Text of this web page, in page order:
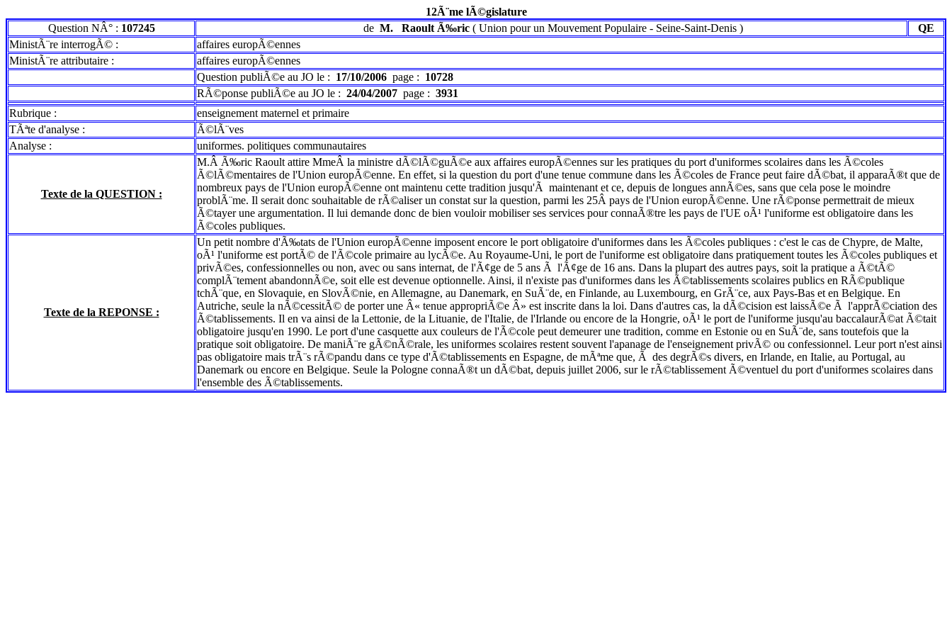
12Ã¨me lÃ©gislature
Question NÂ° : 107245 de M. Raoult Ã‰ric ( Union pour un Mouvement Populaire- Seine-Saint-Denis)
QE
MinistÃ¨re interrogÃ© :
affaires europÃ©ennes
MinistÃ¨re attributaire :
affaires europÃ©ennes
Question publiÃ©e au JO le : 17/10/2006 page : 10728
RÃ©ponse publiÃ©e au JO le : 24/04/2007 page : 3931
Rubrique :
enseignement maternel et primaire
TÃªte d'analyse :
Ã©lÃ¨ves
Analyse :
uniformes. politiques communautaires
Texte de la QUESTION :
M.Â Ã‰ric Raoult attire MmeÂ la ministre dÃ©lÃ©guÃ©e aux affaires europÃ©ennes sur les pratiques du port d'uniformes scolaires dans les Ã©coles
Ã©lÃ©mentaires de l'Union europÃ©enne. En effet, si la question du port d'une tenue commune dans les Ã©coles de France peut faire dÃ©bat, il apparaÃ®t que de
nombreux pays de l'Union europÃ©enne ont maintenu cette tradition jusqu'Ã maintenant et ce, depuis de longues annÃ©es, sans que cela pose le moindre
problÃ¨me. Il serait donc souhaitable de rÃ©aliser un constat sur la question, parmi les 25Â pays de l'Union europÃ©enne. Une rÃ©ponse permettrait de mieux
Ã©tayer une argumentation. Il lui demande donc de bien vouloir mobiliser ses services pour connaÃ®tre les pays de l'UE oÃ¹ l'uniforme est obligatoire dans les
Ã©coles publiques.
Texte de la REPONSE :
Un petit nombre d'Ã‰tats de l'Union europÃ©enne imposent encore le port obligatoire d'uniformes dans les Ã©coles publiques : c'est le cas de Chypre, de Malte,
oÃ¹ l'uniforme est portÃ© de l'Ã©cole primaire au lycÃ©e. Au Royaume-Uni, le port de l'uniforme est obligatoire dans pratiquement toutes les Ã©coles publiques et
privÃ©es, confessionnelles ou non, avec ou sans internat, de l'Ã¢ge de 5 ans Ã l'Ã¢ge de 16 ans. Dans la plupart des autres pays, soit la pratique a Ã©tÃ©
complÃ¨tement abandonnÃ©e, soit elle est devenue optionnelle. Ainsi, il n'existe pas d'uniformes dans les Ã©tablissements scolaires publics en RÃ©publique
tchÃ¨que, en Slovaquie, en SlovÃ©nie, en Allemagne, au Danemark, en SuÃ¨de, en Finlande, au Luxembourg, en GrÃ¨ce, aux Pays-Bas et en Belgique. En
Autriche, seule la nÃ©cessitÃ© de porter une Â« tenue appropriÃ©e Â» est inscrite dans la loi. Dans d'autres cas, la dÃ©cision est laissÃ©e Ã l'apprÃ©ciation des
Ã©tablissements. Il en va ainsi de la Lettonie, de la Lituanie, de l'Italie, de l'Irlande ou encore de la Hongrie, oÃ¹ le port de l'uniforme jusqu'au baccalaurÃ©at Ã©tait
obligatoire jusqu'en 1990. Le port d'une casquette aux couleurs de l'Ã©cole peut demeurer une tradition, comme en Estonie ou en SuÃ¨de, sans toutefois que la
pratique soit obligatoire. De maniÃ¨re gÃ©nÃ©rale, les uniformes scolaires restent souvent l'apanage de l'enseignement privÃ© ou confessionnel. Leur port n'est ainsi
pas obligatoire mais trÃ¨s rÃ©pandu dans ce type d'Ã©tablissements en Espagne, de mÃªme que, Ã des degrÃ©s divers, en Irlande, en Italie, au Portugal, au
Danemark ou encore en Belgique. Seule la Pologne connaÃ®t un dÃ©bat, depuis juillet 2006, sur le rÃ©tablissement Ã©ventuel du port d'uniformes scolaires dans
l'ensemble des Ã©tablissements.